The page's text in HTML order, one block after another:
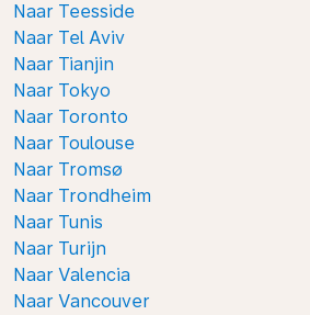
Naar Teesside
Naar Tel Aviv
Naar Tianjin
Naar Tokyo
Naar Toronto
Naar Toulouse
Naar Tromsø
Naar Trondheim
Naar Tunis
Naar Turijn
Naar Valencia
Naar Vancouver